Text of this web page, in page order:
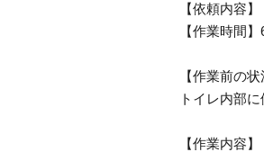
【依頼内容
【作業時間
【作業前の状
トイレ内部
【作業内容】